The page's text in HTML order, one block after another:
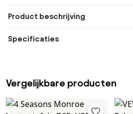
Product beschrijving
Specificaties
Vergelijkbare producten